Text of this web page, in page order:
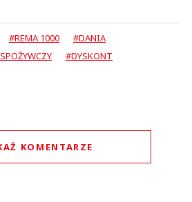
#REMA 1000
#DANIA
#DYSKONT
KOMENTARZE